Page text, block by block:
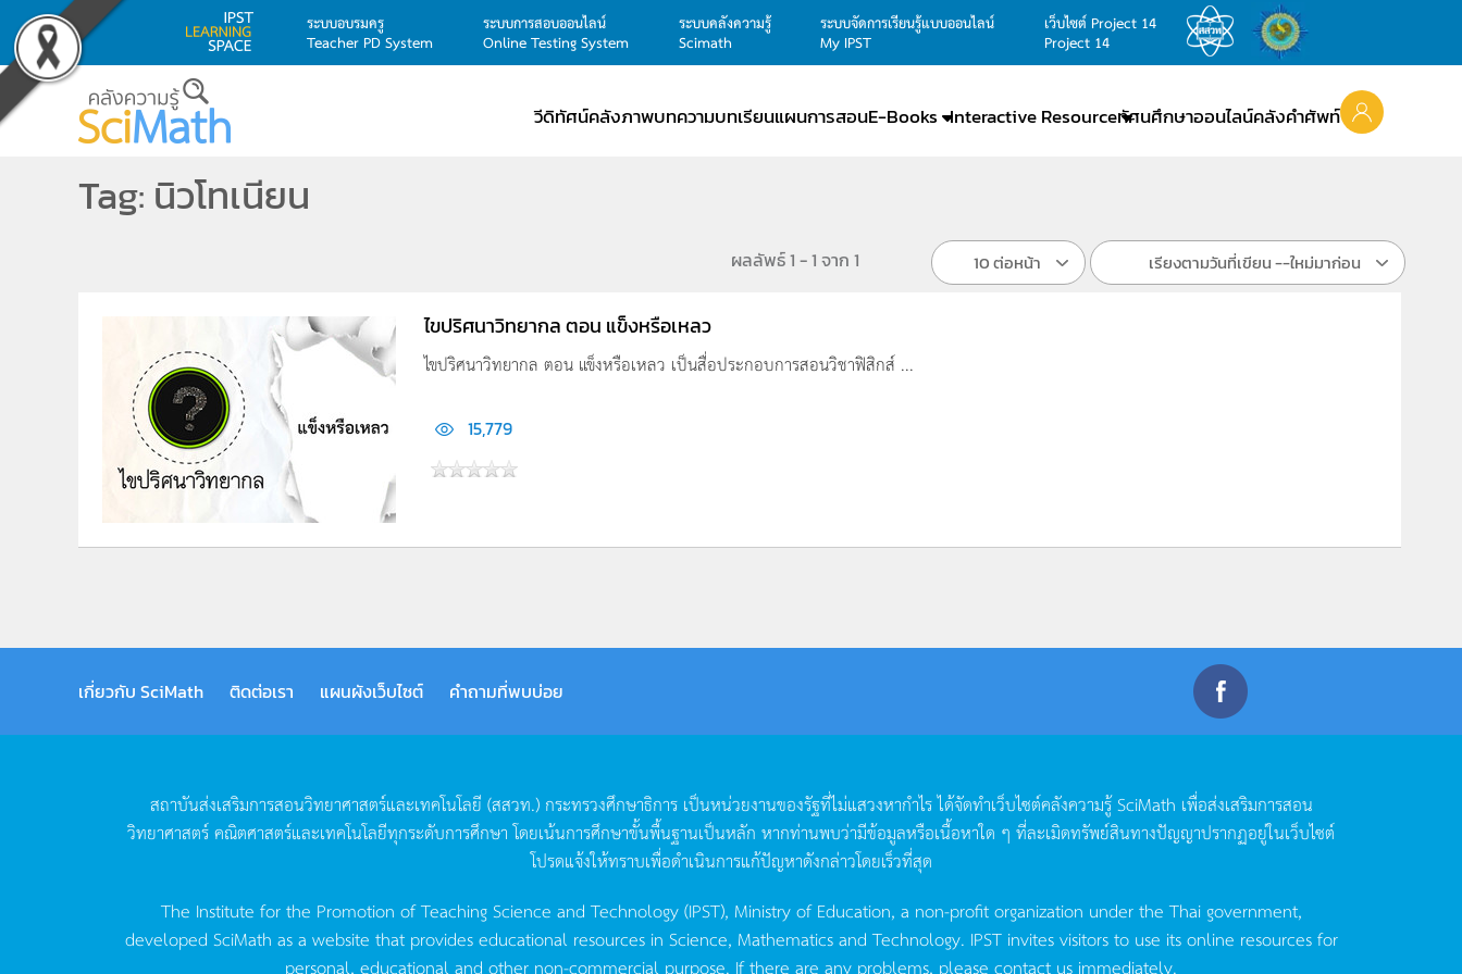
Skip to main content
ระบบอบรมครู
Teacher PD System
ระบบการสอบออนไลน์
Online Testing System
ระบบคลังความรู้
Scimath
ระบบจัดการเรียนรู้แบบออนไลน์
My IPST
เว็บไซต์ Project 14
Project 14
วีดิทัศน์คลังภาพบทความบทเรียนแผนการสอนE-Books Interactive Resourceทัศนศึกษาออนไลน์คลังคำศัพท์
Tag: นิวโทเนียน
ผลลัพธ์ 1 - 1 จาก 1 10 ต่อหน้า เรียงตามวันที่เขียน --ใหม่มาก่อน
ไขปริศนาวิทยากล ตอน แข็งหรือเหลว
ไขปริศนาวิทยากล ตอน แข็งหรือเหลว เป็นสื่อประกอบการสอนวิชาฟิสิกส์ ...
15,779
เกี่ยวกับ SciMath ติดต่อเรา แผนผังเว็บไซต์ คำถามที่พบบ่อย
สถาบันส่งเสริมการสอนวิทยาศาสตร์และเทคโนโลยี (สสวท.) กระทรวงศึกษาธิการ เป็นหน่วยงานของรัฐที่ไม่แสวงหากำไรได้จัดทำเว็บไซต์คลังความรู้SciMath เพื่อส่งเสริมการสอน
วิทยาศาสตร์คณิตศาสตร์และเทคโนโลยีทุกระดับการศึกษา โดยเน้นการศึกษาขั้นพื้นฐานเป็นหลัก หากท่านพบว่ามีข้อมูลหรือเนื้อหาใด ๆ ที่ละเมิดทรัพย์สินทางปัญญาปรากฏอยู่ในเว็บไซต์
โปรดแจ้งให้ทราบเพื่อดำเนินการแก้ปัญหาดังกล่าวโดยเร็วที่สุด
The Institute for the Promotion of Teaching Science and Technology (IPST), Ministry of Education, a non-profit organization under the Thai government,
developed SciMath as a website that provides educational resources in Science, Mathematics and Technology. IPST invites visitors to use its online resources for
personal, educational and other non-commercial purpose. If there are any problems, please contact us immediately.